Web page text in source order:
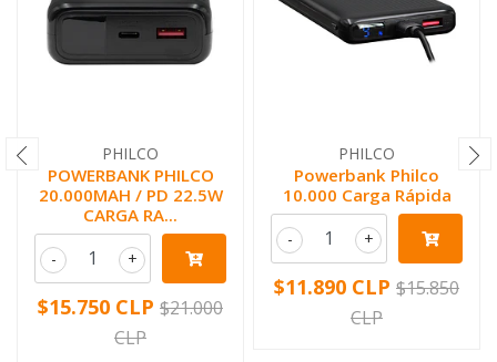
PHILCO
POWERBANK PHILCO
20.000MAH / PD 22.5W
CARGA RA...
+
-
$15.750 CLP $21.000
CLP
PHILCO
Powerbank Philco
10.000 Carga Rápida
+
-
$11.890 CLP $15.850
CLP